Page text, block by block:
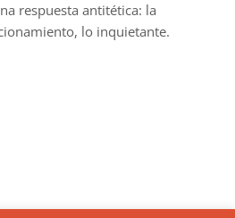
respuesta antitética: la
lo inquietante.